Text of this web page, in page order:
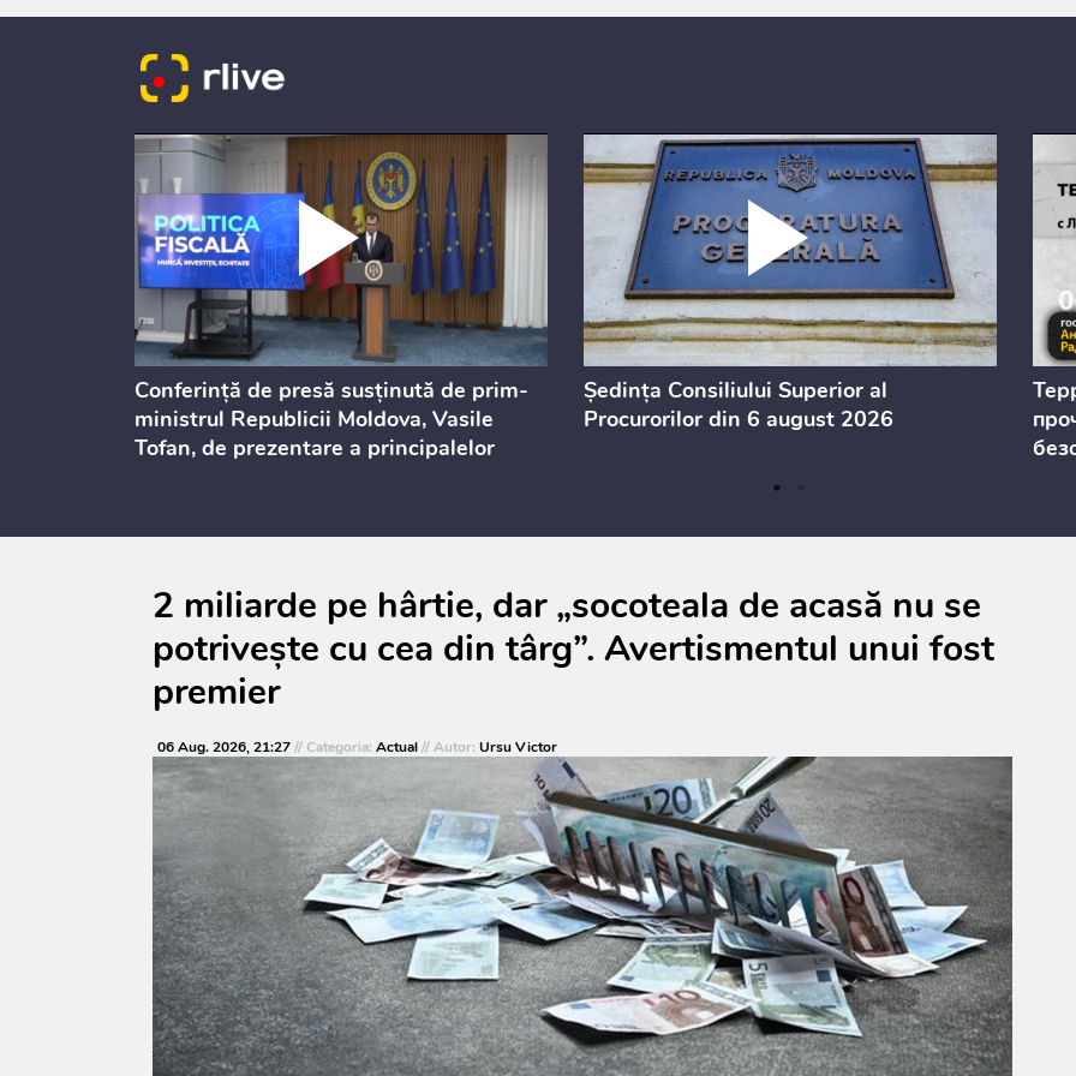
Conferință de presă susținută de prim-
ministrul Republicii Moldova, Vasile
Tofan, de prezentare a principalelor
consultărilor publice
Ședința Consiliului Superior al
Procurorilor din 6 august 2026
2 miliarde pe hârtie, dar „socoteala de acasă nu se
potrivește cu cea din târg”. Avertismentul unui fost
premier
06 Aug. 2026, 21:27// Categoria: Actual// Autor: Ursu Victor